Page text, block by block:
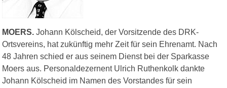
MOERS. Johann Kölscheid, der Vorsitzende des DRK-
Ortsvereins, hat zukünftig mehr Zeit für sein Ehrenamt. Nach
48 Jahren schied er aus seinem Dienst bei der Sparkasse
Moers aus. Personaldezernent Ulrich Ruthenkolk dankte
Johann Kölscheid im Namen des Vorstandes für sein